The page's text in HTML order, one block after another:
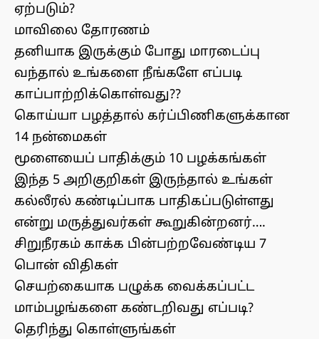
ஏற்படும்?
மாவிலை தோரணம்
தனியாக இருக்கும் போது மாரடைப்பு
வந்தால் உங்களை நீங்களே எப்படி
காப்பாற்றிக்கொள்வது??
கொய்யா பழத்தால் கர்ப்பிணிகளுக்கான
14 நன்மைகள்
மூளையைப் பாதிக்கும் 10 பழக்கங்கள்
இந்த 5 அறிகுறிகள் இருந்தால் உங்கள்
கல்லீரல் கண்டிப்பாக பாதிகப்படுள்ளது
என்று மருத்துவர்கள் கூறுகின்றனர்….
சிறுநீரகம் காக்க பின்பற்றவேண்டிய 7
பொன் விதிகள்
செயற்கையாக பழுக்க வைக்கப்பட்ட
மாம்பழங்களை கண்டறிவது எப்படி?
தெரிந்து கொள்ளுங்கள்